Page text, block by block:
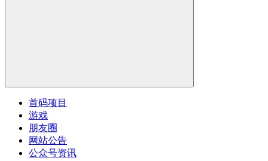
首码项目
游戏
朋友圈
网站公告
公众号资讯